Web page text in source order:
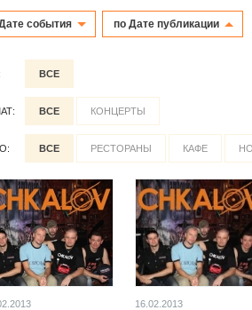
события по Дате публикации
ВСЕ
ВСЕ КОНЦЕРТЫ
ВСЕ РЕСТОРАНЫ КАФЕ
16.02.2013